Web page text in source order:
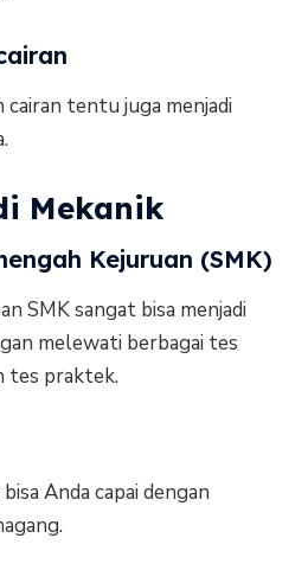
tentu juga menjadi
Mekanik
Kejuruan (SMK)
SMK sangat bisa menjadi
melewati berbagai tes
tes praktek.
Anda capai dengan